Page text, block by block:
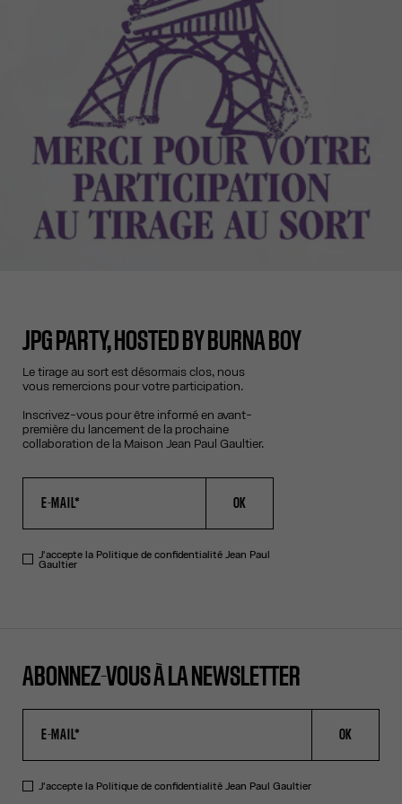
JPG PARTY, HOSTED BY BURNA BOY
Le tirage au sort est désormais clos, nous
vous remercions pour votre participation.
Inscrivez-vous pour être informé en avant-
première du lancement de la prochaine
collaboration de la Maison Jean Paul Gaultier.
OK
J'accepte la Politique de confidentialitéJean Paul
Gaultier
ABONNEZ-VOUS À LA NEWSLETTER
OK
J'accepte la Politique de confidentialitéJean Paul Gaultier